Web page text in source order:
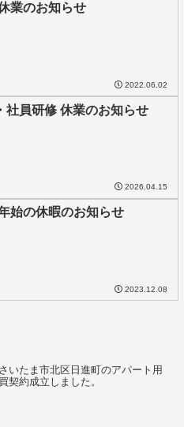
業のお知らせ
2022.06.02
社員研修 休業のお知らせ
2026.04.15
始の休暇のお知らせ
2023.12.08
いたま市北区日進町のアパート用
契約成立しました。